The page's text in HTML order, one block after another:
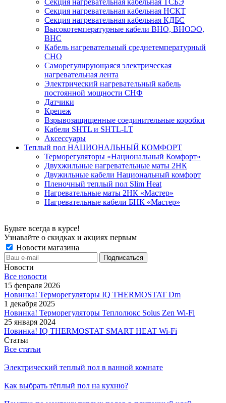
Секция нагревательная кабельная ТСБЭ
Секция нагревательная кабельная НСКТ
Секция нагревательная кабельная КДБС
Высокотемпературные кабели ВНО, ВНОЭО,
ВНС
Кабель нагревательный среднетемпературный
СНО
Саморегулирующаяся электрическая
нагревательная лента
Электрический нагревательный кабель
постоянной мощности СНФ
Датчики
Крепеж
Взрывозащищенные соединительные коробки
Кабели SHTL и SHTL-LT
Аксессуары
Теплый пол НАЦИОНАЛЬНЫЙ КОМФОРТ
Терморегуляторы «Национальный Комфорт»
Двухжильные нагревательные маты 2НК
Двужильные кабели Национальный комфорт
Пленочный теплый пол Slim Heat
Нагревательные маты 2НК «Мастер»
Нагревательные кабели БНК «Мастер»
Будьте всегда в курсе!
Узнавайте о скидках и акциях первым
Новости магазина
Новости
Все новости
15 февраля 2026
Новинка! Терморегуляторы IQ THERMOSTAT Dm
1 декабря 2025
Новинка! Терморегуляторы Теплолюкс Solus Zen Wi-Fi
25 января 2024
Новинка! IQ THERMOSTAT SMART HEAT Wi-Fi
Статьи
Все статьи
Электрический теплый пол в ванной комнате
Как выбрать тёплый пол на кухню?